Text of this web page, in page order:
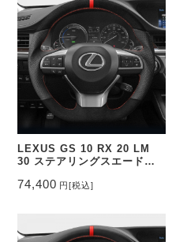
LEXUS GS 10 RX 20 LM
30 ステアリングスエード調&
ク有り CEEHOR-
74,400 円 [税込]